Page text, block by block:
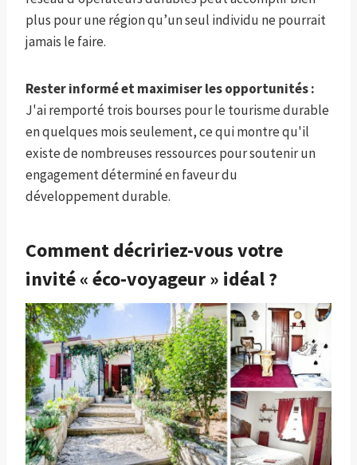
plus pour une région qu’un seul individu ne pourrait
jamais le faire.
Rester informé et maximiser les opportunités :
J'ai remporté trois bourses pour le tourisme durable
en quelques mois seulement, ce qui montre qu'il
existe de nombreuses ressources pour soutenir un
engagement déterminé en faveur du
développement durable.
Comment décririez-vous votre
invité « éco-voyageur » idéal ?